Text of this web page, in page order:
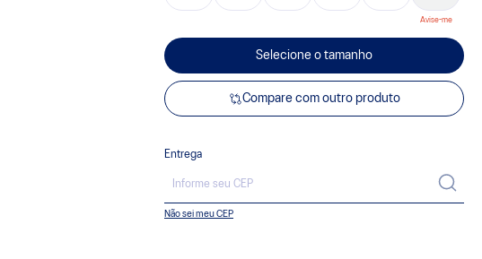
Selecione o tamanho
Compare com outro produto
Entrega
Não sei meu CEP